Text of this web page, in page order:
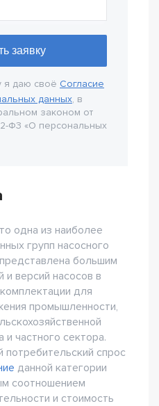
я даю своё Согласие
данных, в
законом от
Ф3 «О персональных
одна из наиболее
групп насосного
большим
версий насосов в
для
промышленности,
и частного сектора.
потребительский спрос
данной категории
соотношением
и стоимость